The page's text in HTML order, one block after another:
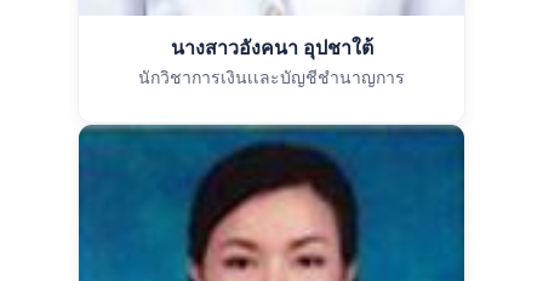
นางสาวอังคนา อุปชาใต้
นักวิชาการเงินเเละบัญชีชำนาญการ